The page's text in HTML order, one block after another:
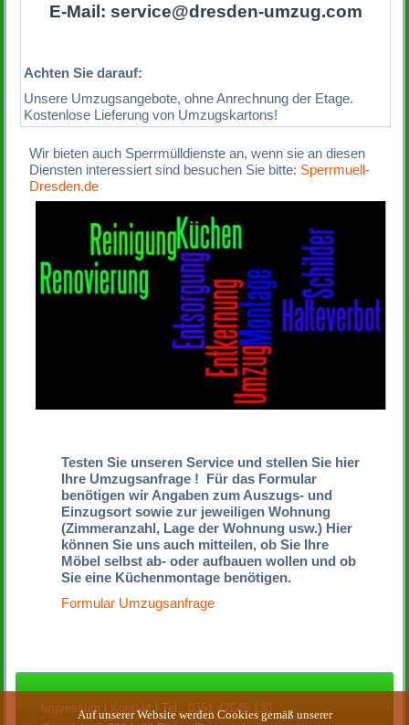
E-Mail: service@dresden-umzug.com
Achten Sie darauf:
Unsere Umzugsangebote, ohne Anrechnung der Etage.
Kostenlose Lieferung von Umzugskartons!
Wir bieten auch Sperrmülldienste an, wenn sie an diesen
Diensten interessiert sind besuchen Sie bitte: Sperrmuell-
Dresden.de
Testen Sie unseren Service und stellen Sie hier
Ihre Umzugsanfrage ! Für das Formular
benötigen wir Angaben zum Auszugs- und
Einzugsort sowie zur jeweiligen Wohnung
(Zimmeranzahl, Lage der Wohnung usw.) Hier
können Sie uns auch mitteilen, ob Sie Ihre
Möbel selbst ab- oder aufbauen wollen und ob
Sie eine Küchenmontage benötigen.
Formular Umzugsanfrage
Impressum | Kontakt| Tel.: 0351 42645 130
Auf unserer Website werden Cookies gemäß unserer